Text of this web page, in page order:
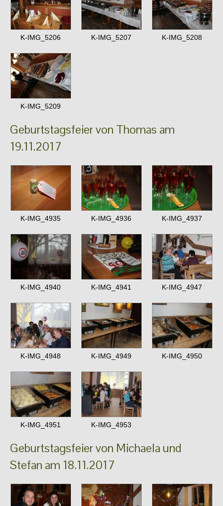
K-IMG_5206 K-IMG_5207 K-IMG_5208
K-IMG_5209
Geburtstagsfeier von Thomas am
19.11.2017
K-IMG_4935 K-IMG_4936 K-IMG_4937
K-IMG_4940 K-IMG_4941 K-IMG_4947
K-IMG_4948 K-IMG_4949 K-IMG_4950
K-IMG_4951 K-IMG_4953
Geburtstagsfeier von Michaela und
Stefan am 18.11.2017